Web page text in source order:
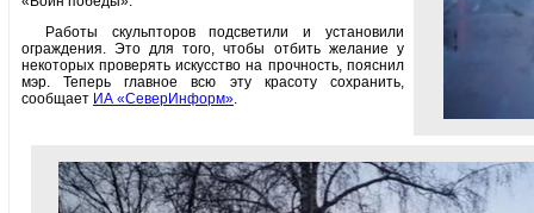
Работы скульпторов подсветили и установили
ограждения. Это для того, чтобы отбить желание у
некоторых проверять искусство на прочность, пояснил
мэр. Теперь главное всю эту красоту сохранить,
сообщает ИА «СеверИнформ».